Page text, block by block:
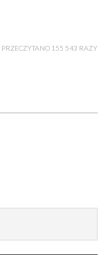
PRZECZYTANO 155 543 RAZY